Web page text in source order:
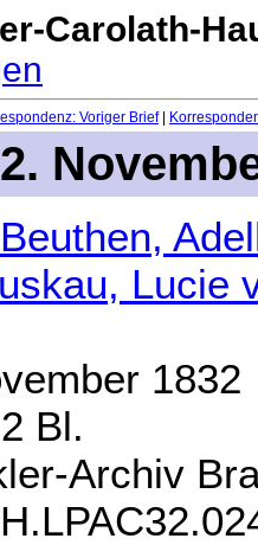
Carolath-
Voriger Brief|
Lucie
1832
Bl.
Archiv